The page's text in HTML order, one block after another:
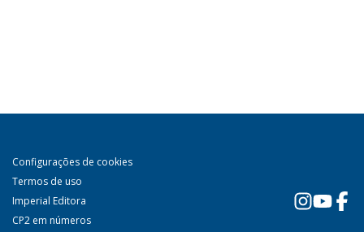
Configurações de cookies
Termos de uso
Imperial Editora
CP2 em números